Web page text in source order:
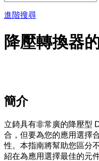
進階搜尋
降壓轉換器
簡介
立錡具有非常廣的降壓型
合，但要為您的應用選擇
性。本指南將幫助您區分
紹在為應用選擇最佳的元